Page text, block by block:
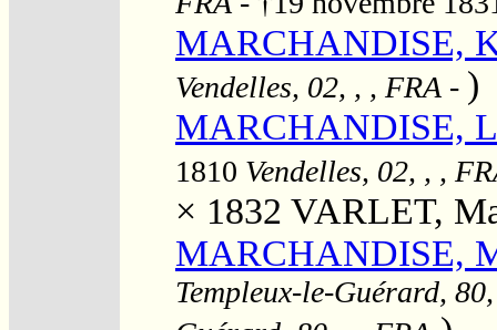
MARCHANDISE,
Vendelles, 02, , , FRA - )
MARCHANDISE,
1810 Vendelles, 02, , ,
× 1832 VARLET,
MARCHANDISE,
Templeux-le-Guérard,